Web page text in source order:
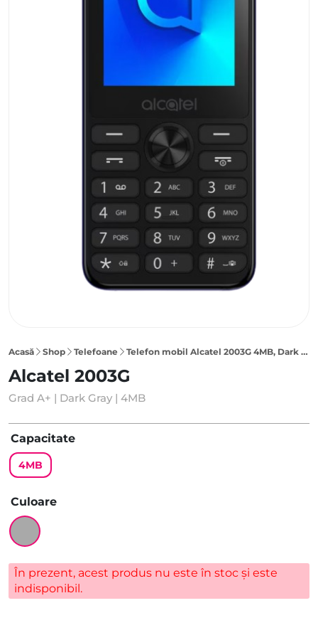
Acasă Shop Telefoane Telefon mobil Alcatel 2003G 4MB, Dark Gray
Alcatel 2003G
Grad A+ | Dark Gray | 4MB
Capacitate
4MB
Culoare
În prezent, acest produs nu este în stoc și este
indisponibil.